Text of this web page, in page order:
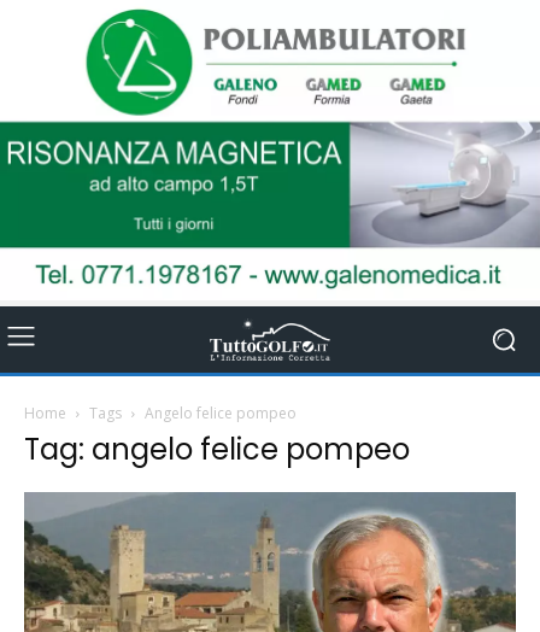
Home Tags Angelo felice pompeo
Tag: angelo felice pompeo